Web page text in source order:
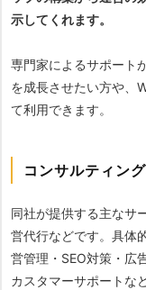
示してくれます。
専門家によるサポート
を成長させたい方や、
て利用できます。
コンサルティン
同社が提供する主なサ
営代行などです。具体
営管理・SEO対策・広
カスタマーサポートな